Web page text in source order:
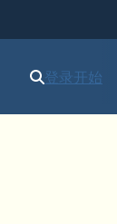
登录开始